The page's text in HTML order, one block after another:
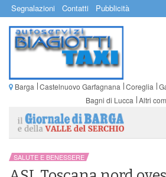
Segnalazioni Contatti Pubblicità
Barga Castelnuovo Garfagnana Coreglia
Bagni di Lucca Altri
SALUTE E BENESSERE